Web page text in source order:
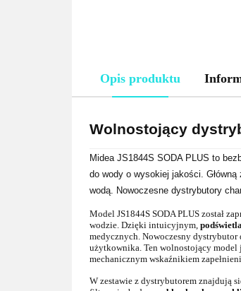
Opis produktu
Wolnostojący
Midea JS1844S SODA PLUS to
do wody o wysokiej jakości.
wodą. Nowoczesne dystrybutory
Model JS1844S SODA PLUS został
wodzie. Dzięki intuicyjnym,
medycznych. Nowoczesny
użytkownika. Ten wolnostojący
mechanicznym wskaźnikiem
W zestawie z dystrybutorem znajdują